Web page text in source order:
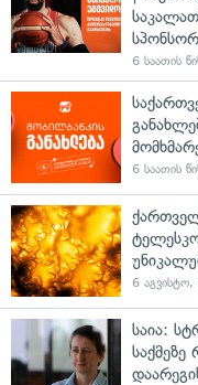
6 საათის
6 საათის
6
საია:
საქმეზე